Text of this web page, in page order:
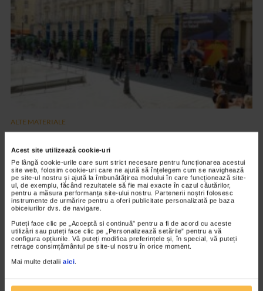
Acest site utilizează cookie-uri
Pe lângă cookie-urile care sunt strict necesare pentru funcționarea acestui
site web, folosim cookie-uri care ne ajută să înțelegem cum se navighează
pe site-ul nostru și ajută la îmbunătățirea modului în care funcționează site-
ul, de exemplu, făcând rezultatele să fie mai exacte în cazul căutărilor,
pentru a măsura performanța site-ului nostru. Partenerii noștri folosesc
instrumente de urmărire pentru a oferi publicitate personalizată pe baza
obiceiurilor dvs. de navigare.
Puteți face clic pe „Acceptă si continuă” pentru a fi de acord cu aceste
utilizări sau puteți face clic pe „Personalizează setările” pentru a vă
configura opțiunile. Vă puteți modifica preferințele și, în special, vă puteți
retrage consimțământul pe site-ul nostru în orice moment.
Mai multe detalii aici
ALTE MATERIALE
2.845 vizualizari
VIDEO